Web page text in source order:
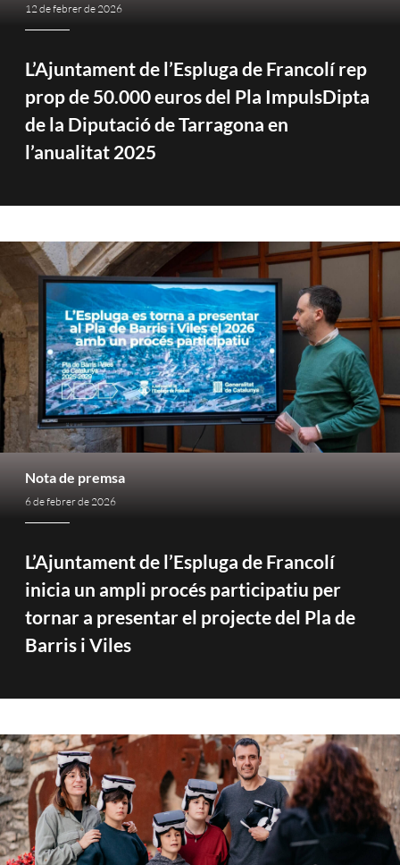
12 de febrer de 2026
L’Ajuntament de l’Espluga de Francolí rep
prop de 50.000 euros del Pla ImpulsDipta
de la Diputació de Tarragona en
l’anualitat 2025
Nota de premsa
6 de febrer de 2026
L’Ajuntament de l’Espluga de Francolí
inicia un ampli procés participatiu per
tornar a presentar el projecte del Pla de
Barris i Viles